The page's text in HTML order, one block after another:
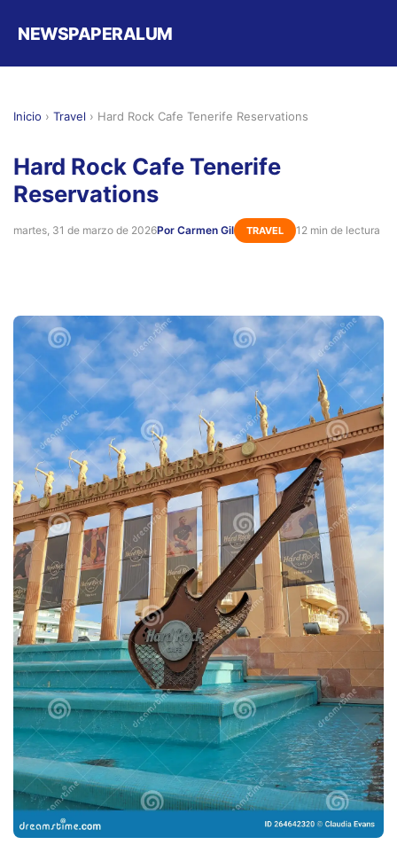
NEWSPAPERALUM
Inicio › Travel › Hard Rock Cafe Tenerife Reservations
Hard Rock Cafe Tenerife
Reservations
martes, 31 de marzo de 2026Por Carmen Gil TRAVEL 12 min de lectura